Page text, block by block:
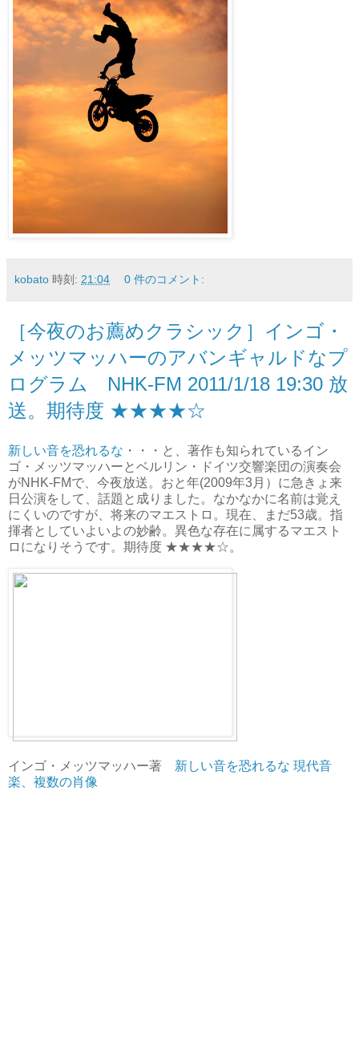
kobato 時刻: 21:04 0 件のコメント:
［今夜のお薦めクラシック］インゴ・
メッツマッハーのアバンギャルドなプ
ログラム NHK-FM 2011/1/18 19:30 放
送。期待度 ★★★★☆
新しい音を恐れるな ・・・と、著作も知られているイン
ゴ・メッツマッハーとベルリン・ドイツ交響楽団の演奏会
がNHK-FMで、今夜放送。おと年(2009年3月）に急きょ来
日公演をして、話題と成りました。なかなかに名前は覚え
にくいのですが、将来のマエストロ。現在、まだ53歳。指
揮者としていよいよの妙齢。異色な存在に属するマエスト
ロになりそうです。期待度 ★★★★☆。
インゴ・メッツマッハー著 新しい音を恐れるな 現代音
楽、複数の肖像